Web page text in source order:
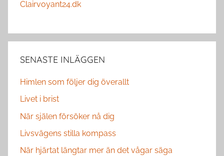
Clairvoyant24.dk
SENASTE INLÄGGEN
Himlen som följer dig överallt
Livet i brist
När själen försöker nå dig
Livsvägens stilla kompass
När hjärtat längtar mer än det vågar säga